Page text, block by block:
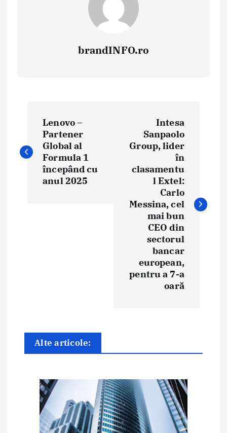
brandINFO.ro
v
r
Lenovo –
Partener
Global al
Formula 1
începând cu
anul 2025
Intesa
Sanpaolo
Group, lider
în
clasamentu
l Extel:
Carlo
Messina, cel
mai bun
CEO din
sectorul
bancar
european,
pentru a 7-a
oară
Alte articole: